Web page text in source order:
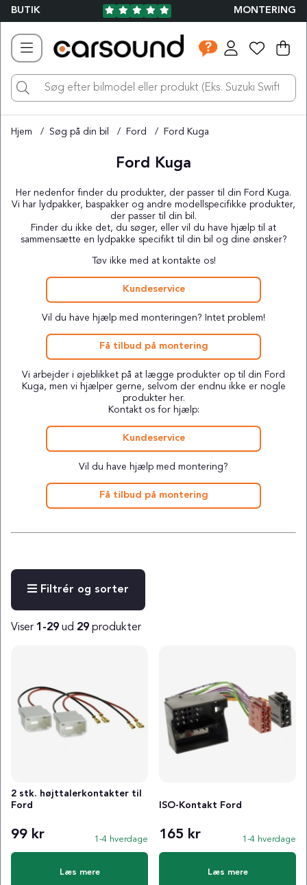
BUTIK MONTERING
.
Hjem Søg på din bil Ford Ford Kuga
Ford Kuga
Her nedenfor finder du produkter, der passer til din Ford Kuga.
Vi har lydpakker, baspakker og andre modellspecifikke produkter,
der passer til din bil.
Finder du ikke det, du søger, eller vil du have hjælp til at
sammensætte en lydpakke specifikt til din bil og dine ønsker?
Tøv ikke med at kontakte os!
Kundeservice
Vil du have hjælp med monteringen? Intet problem!
Få tilbud på montering
Vi arbejder i øjeblikket på at lægge produkter op til din Ford
Kuga, men vi hjælper gerne, selvom der endnu ikke er nogle
produkter her.
Kontakt os for hjælp:
Kundeservice
Vil du have hjælp med montering?
Få tilbud på montering
Filtrér og sorter
Viser 1-29 ud 29 produkter
2 stk. højttalerkontakter til
Ford
99 kr 1-4 hverdage
Læs mere
ISO-Kontakt Ford
165 kr 1-4 hverdage
Læs mere